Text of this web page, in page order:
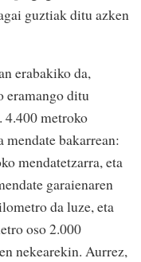
guztiak ditu azken
erabakiko da,
eramango ditu
metroko
mendate bakarrean:
mendatetzarra, eta
garaienaren
da luze, eta
oso 2.000
nekearekin. Aurrez,